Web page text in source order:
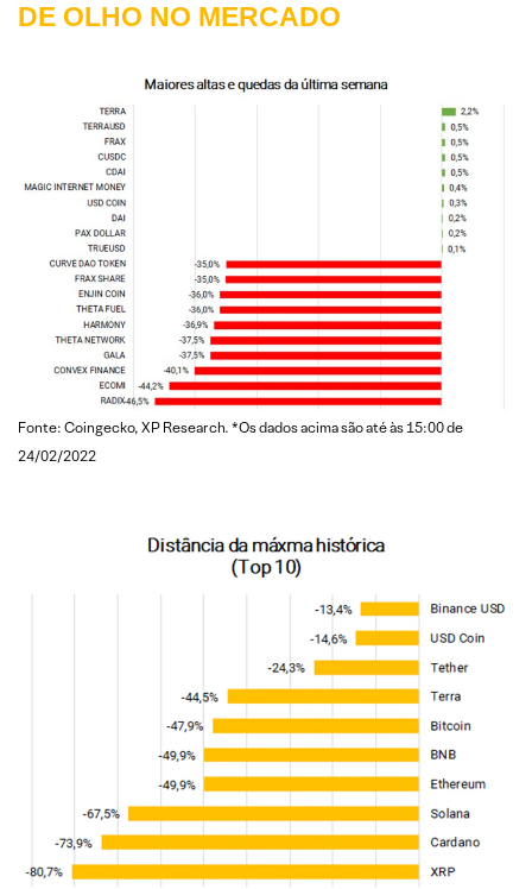
DE OLHO NO MERCADO
Fonte: Coingecko, XP Research. *Os dados acima são até às 15:00 de
24/02/2022